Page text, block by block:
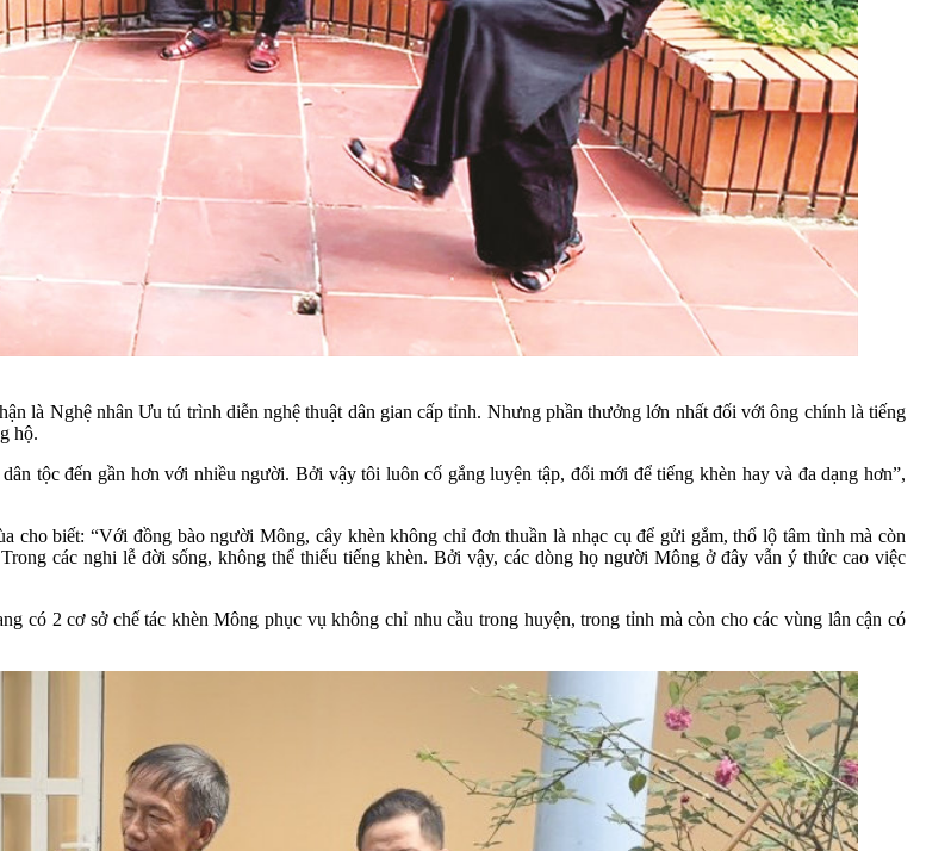
là Nghệ nhân Ưu tú trình diễn nghệ thuật dân gian cấp tỉnh. Nhưng phần thưởng lớn nhất đối với ông chính là tiếng
hộ.
tộc đến gần hơn với nhiều người. Bởi vậy tôi luôn cố gắng luyện tập, đổi mới để tiếng khèn hay và đa dạng hơn”,
biết: “Với đồng bào người Mông, cây khèn không chỉ đơn thuần là nhạc cụ để gửi gắm, thổ lộ tâm tình mà còn
các nghi lễ đời sống, không thể thiếu tiếng khèn. Bởi vậy, các dòng họ người Mông ở đây vẫn ý thức cao việc
có 2 cơ sở chế tác khèn Mông phục vụ không chỉ nhu cầu trong huyện, trong tỉnh mà còn cho các vùng lân cận có